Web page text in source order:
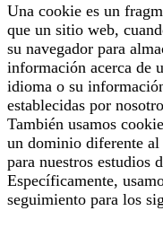
Una cookie es un
que un sitio web,
su navegador para
información acerca de
idioma o su
establecidas por
También usamos
un dominio diferente
para nuestros estudios
Específicamente,
seguimiento para los